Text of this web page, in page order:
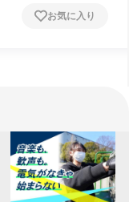
お気に入り